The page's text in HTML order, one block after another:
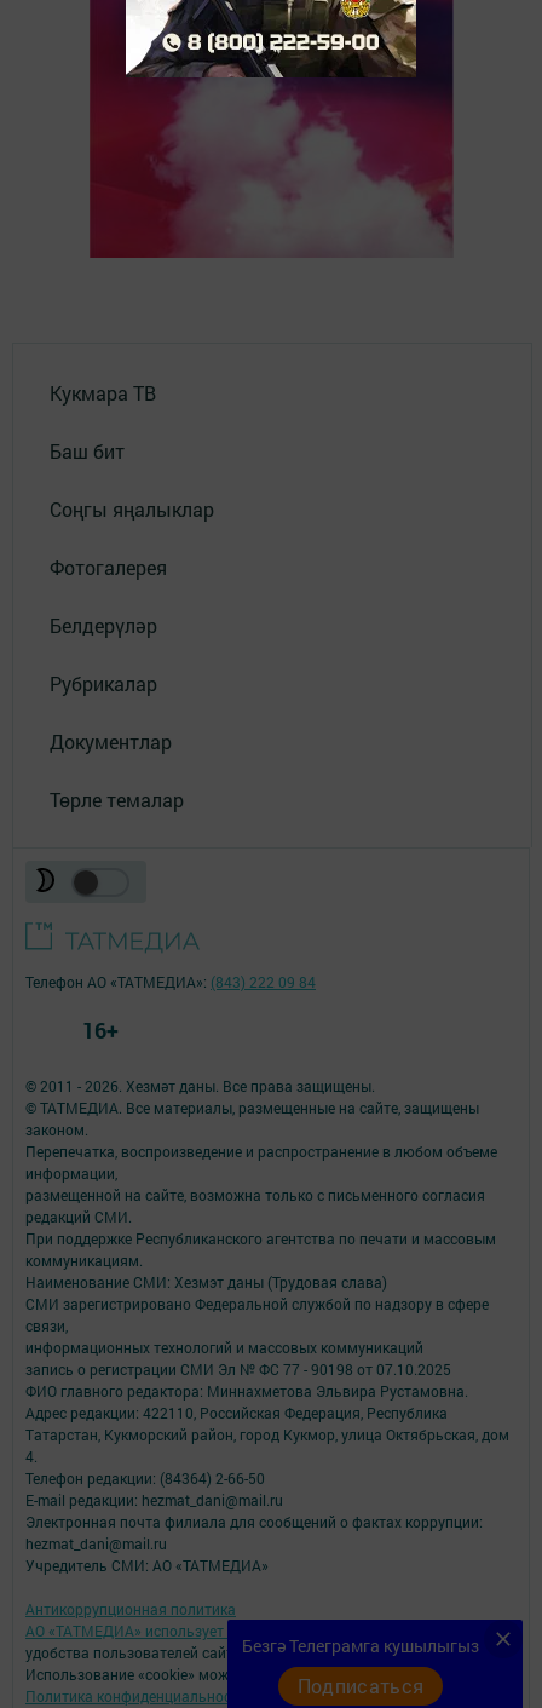
Кукмара ТВ
Баш бит
Соңгы яңалыклар
Фотогалерея
Белдерүләр
Рубрикалар
Документлар
Төрле темалар
Безгә Телеграмга кушылыгыз
Подписаться
© 2011 - 2026. Хезмәт даны. Все права защищены.
© ТАТМЕДИА. Все материалы, размещенные на сайте, защищены
законом.
Перепечатка, воспроизведение и распространение в любом объеме
информации,
размещенной на сайте, возможна только с письменного согласия
редакций СМИ.
При поддержке Республиканского агентства по печати и массовым
коммуникациям.
Наименование СМИ: Хезмэт даны (Трудовая слава)
СМИ зарегистрировано Федеральной службой по надзору в сфере
связи,
информационных технологий и массовых коммуникаций
запись о регистрации СМИ Эл № ФС 77 - 90198 от 07.10.2025
ФИО главного редактора: Миннахметова Эльвира Рустамовна.
Адрес редакции: 422110, Российская Федерация, Республика
Татарстан, Кукморский район, город Кукмор, улица Октябрьская, дом
4.
Телефон редакции: (84364) 2-66-50
E-mail редакции: hezmat_dani@mail.ru
Электронная почта филиала для сообщений о фактах коррупции:
hezmat_dani@mail.ru
Учредитель СМИ: АО «ТАТМЕДИА»
Антикоррупционная политика
АО «ТАТМЕДИА» использует «cookie»
для персонализации сервисов и
удобства пользователей сайтом.
Использование «cookie» можно отменить в настройках браузера.
Политика конфиденциальности
Телефон АО «ТАТМЕДИА»: (843) 222 09 84
16+